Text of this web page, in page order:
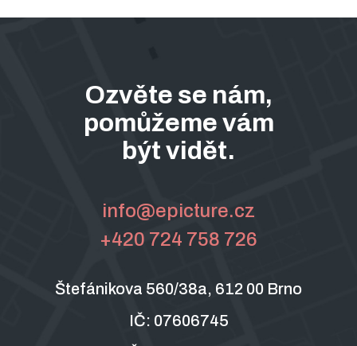
Ozvěte se nám,
pomůžeme vám
být vidět.
info@epicture.cz
+420 724 758 726
Štefánikova 560/38a, 612 00 Brno
IČ: 07606745